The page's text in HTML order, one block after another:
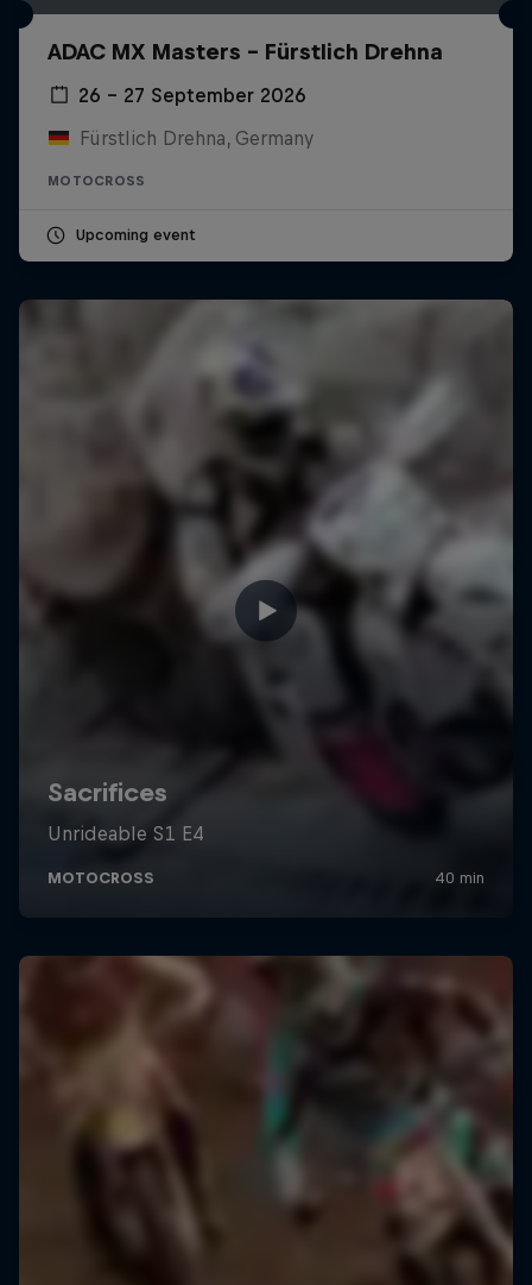
ADAC MX Masters – Fürstlich Drehna
26 – 27 September 2026
Fürstlich Drehna, Germany
MOTOCROSS
Upcoming event